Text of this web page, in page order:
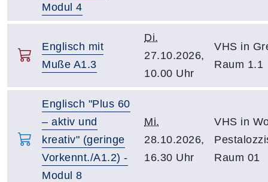
Modul 4
Englisch mit
Muße A1.3
Di.
27.10.2026,
10.00 Uhr
VHS in
Raum 1.1
Englisch "Plus 60
– aktiv und
kreativ" (geringe
Vorkennt./A1.2) -
Modul 8
Mi.
28.10.2026,
16.30 Uhr
VHS in
Raum 01